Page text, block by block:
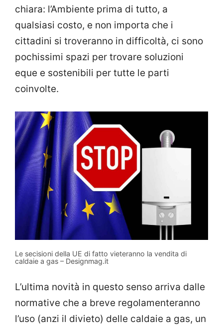
chiara: l’Ambiente prima di tutto, a
qualsiasi costo, e non importa che i
cittadini si troveranno in difficoltà, ci sono
pochissimi spazi per trovare soluzioni
eque e sostenibili per tutte le parti
coinvolte.
Le secisioni della UE di fatto vieteranno la vendita di
caldaie a gas – Designmag.it
L’ultima novità in questo senso arriva dalle
normative che a breve regolamenteranno
l’uso (anzi il divieto) delle caldaie a gas, un